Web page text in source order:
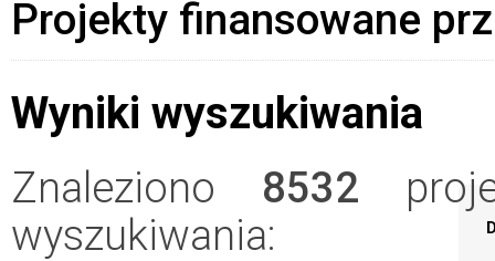
Projekty finansowane
Wyniki wyszukiwania
Znaleziono 8532
wyszukiwania: